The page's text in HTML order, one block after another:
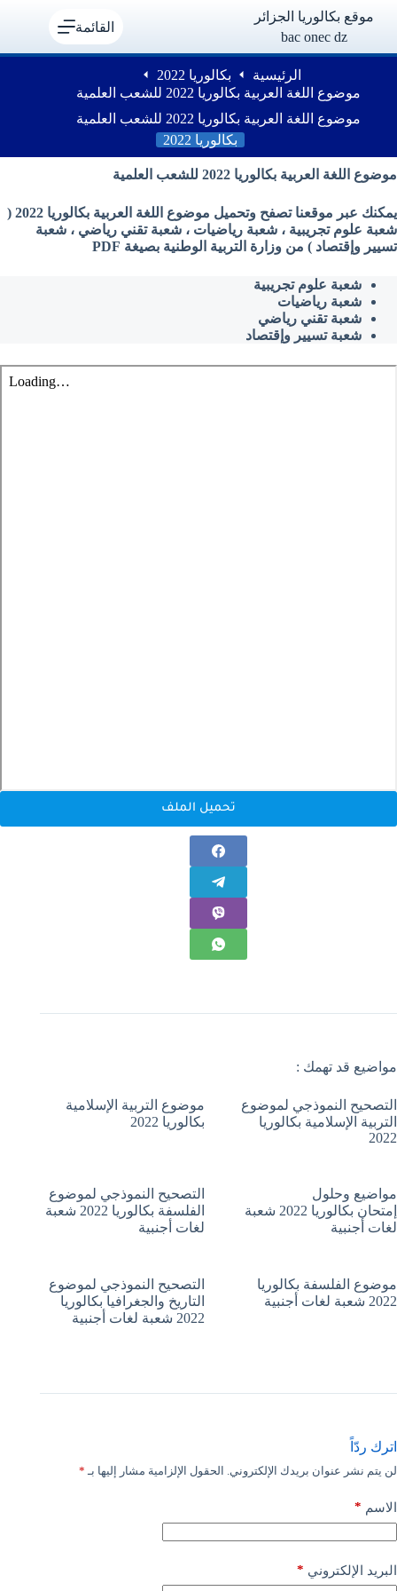
موقع بكالوريا الجزائر
bac onec dz
القائمة
الرئيسية
بكالوريا 2022
موضوع اللغة العربية بكالوريا 2022 للشعب العلمية
موضوع اللغة العربية بكالوريا 2022 للشعب العلمية
بكالوريا 2022
موضوع اللغة العربية بكالوريا 2022 للشعب العلمية
يمكنك عبر موقعنا تصفح وتحميل موضوع اللغة العربية بكالوريا 2022 (
شعبة علوم تجريبية ، شعبة رياضيات ، شعبة تقني رياضي ، شعبة
تسيير وإقتصاد ) من وزارة التربية الوطنية بصيغة PDF
شعبة علوم تجريبية
شعبة رياضيات
شعبة تقني رياضي
شعبة تسيير وإقتصاد
تحميل الملف
مواضيع قد تهمك :
التصحيح النموذجي لموضوع
التربية الإسلامية بكالوريا
2022
موضوع التربية الإسلامية
بكالوريا 2022
مواضيع وحلول
إمتحان بكالوريا 2022 شعبة
لغات أجنبية
التصحيح النموذجي لموضوع
الفلسفة بكالوريا 2022 شعبة
لغات أجنبية
موضوع الفلسفة بكالوريا
2022 شعبة لغات أجنبية
التصحيح النموذجي لموضوع
التاريخ والجغرافيا بكالوريا
2022 شعبة لغات أجنبية
اترك ردّاً
لن يتم نشر عنوان بريدك الإلكتروني. الحقول الإلزامية مشار إليها بـ *
الاسم *
البريد الإلكتروني *